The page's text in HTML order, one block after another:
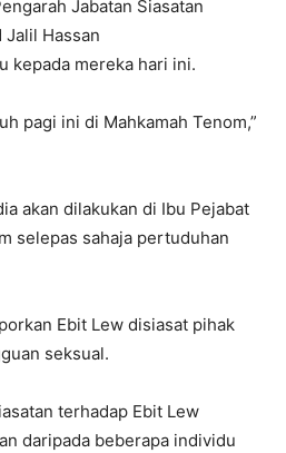
Jabatan Siasatan
Jalil Hassan
kepada mereka hari ini.
pagi ini di Mahkamah Tenom,”
akan dilakukan di Ibu Pejabat
selepas sahaja pertuduhan
Ebit Lew disiasat pihak
seksual.
terhadap Ebit Lew
daripada beberapa individu